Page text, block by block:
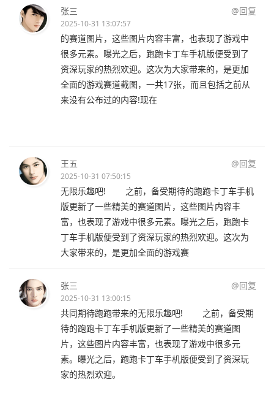
张三 @回复
2025-10-31 13:07:57
的赛道图片，这些图片内容丰富，也表现了游戏中
很多元素。曝光之后，跑跑卡丁车手机版便受到了
资深玩家的热烈欢迎。这次为大家带来的，是更加
全面的游戏赛道截图，一共17张，而且包括之前从
来没有公布过的内容!现在
王五 @回复
2025-10-31 07:50:15
无限乐趣吧! 之前，备受期待的跑跑卡丁车手机
版更新了一些精美的赛道图片，这些图片内容丰
富，也表现了游戏中很多元素。曝光之后，跑跑卡
丁车手机版便受到了资深玩家的热烈欢迎。这次为
大家带来的，是更加全面的游戏赛
张三 @回复
2025-10-31 13:00:15
共同期待跑跑带来的无限乐趣吧! 之前，备受期
待的跑跑卡丁车手机版更新了一些精美的赛道图
片，这些图片内容丰富，也表现了游戏中很多元
素。曝光之后，跑跑卡丁车手机版便受到了资深玩
家的热烈欢迎。